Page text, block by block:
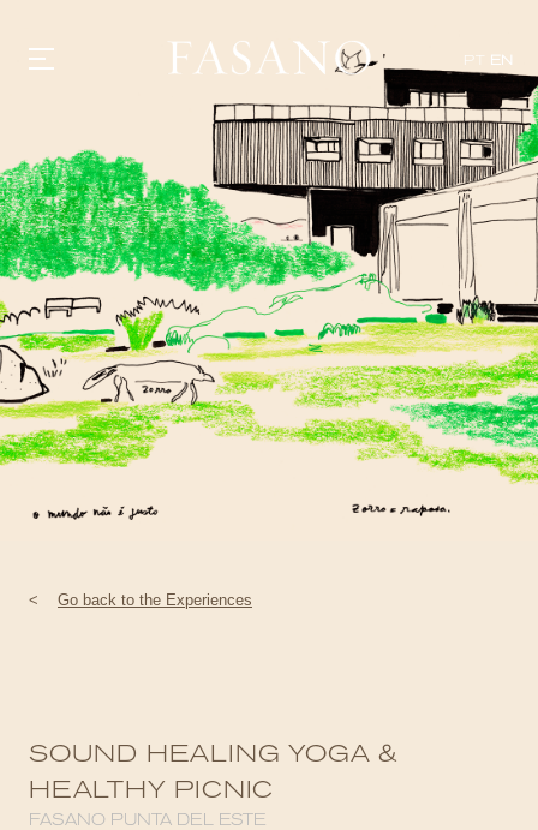
PT EN
GASTRONOMY
HOTELS
EXPERIENCIES
EVENTS
VILLAS
SHOP | SELEZIONE
VIDEOS
WHAT'S COOKING
CORRIERE
HISTORY
SUSTAINABILITY
CONTACT
< Go back to the Experiences
SOUND HEALING YOGA &
HEALTHY PICNIC
FASANO PUNTA DEL ESTE